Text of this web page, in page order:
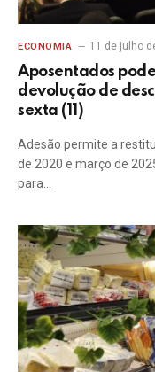
ECONOMIA 11 de julho
Aposentados
devolução de
sexta (11)
Adesão permite a
de 2020 e março de
para…